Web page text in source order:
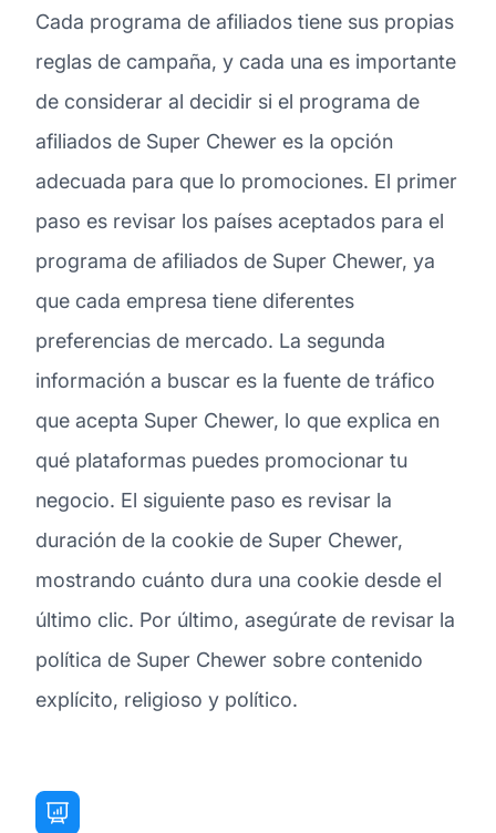
Cada programa de afiliados tiene sus propias
reglas de campaña, y cada una es importante
de considerar al decidir si el programa de
afiliados de Super Chewer es la opción
adecuada para que lo promociones. El primer
paso es revisar los países aceptados para el
programa de afiliados de Super Chewer, ya
que cada empresa tiene diferentes
preferencias de mercado. La segunda
información a buscar es la fuente de tráfico
que acepta Super Chewer, lo que explica en
qué plataformas puedes promocionar tu
negocio. El siguiente paso es revisar la
duración de la cookie de Super Chewer,
mostrando cuánto dura una cookie desde el
último clic. Por último, asegúrate de revisar la
política de Super Chewer sobre contenido
explícito, religioso y político.